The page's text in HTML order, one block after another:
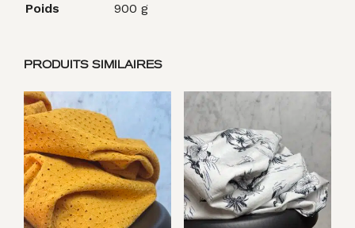
Poids 900 g
PRODUITS SIMILAIRES